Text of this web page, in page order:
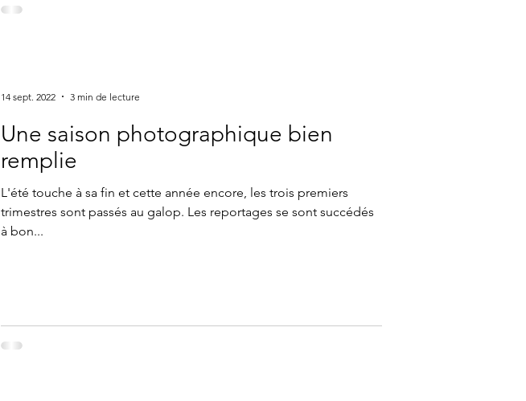
Une saison photographique bien
remplie
L'été touche à sa fin et cette année encore, les trois premiers
trimestres sont passés au galop. Les reportages se sont succédés
à bon...
14 sept. 2022 3 min de lecture